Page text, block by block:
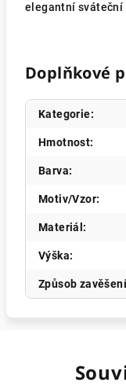
elegantní sváteční
Doplňkové
Kategorie:
Hmotnost:
Barva:
Motiv/Vzor:
Materiál :
Výška:
Způsob